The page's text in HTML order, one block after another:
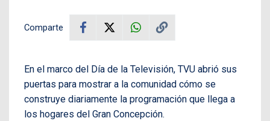
Comparte
En el marco del Día de la Televisión, TVU abrió sus
puertas para mostrar a la comunidad cómo se
construye diariamente la programación que llega a
los hogares del Gran Concepción.